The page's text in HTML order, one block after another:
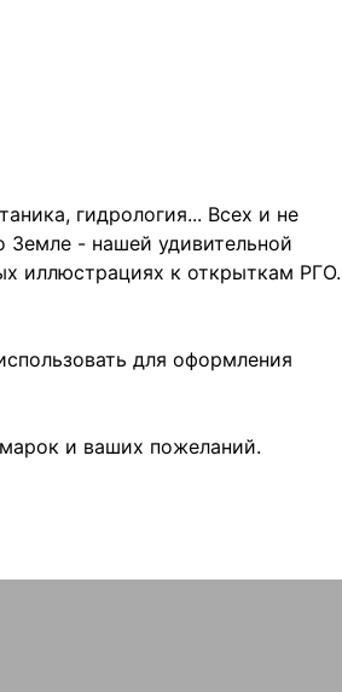
гидрология... Всех и не
Земле - нашей удивительной
иллюстрациях к открыткам РГО.
для оформления
и ваших пожеланий.